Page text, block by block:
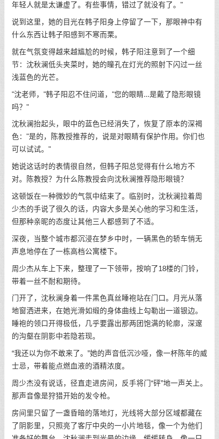
年轻人就是太谦虚了。有些事情，错过了就没有了。"
说到这里，她的目光在韩子阳身上停留了一下，那眼神中有
什么东西让韩子阳感到不寒而栗。
就在气氛变得越来越尴尬的时候，韩子阳注意到了一个细
节：沈秋澜低头夹菜时，她的瞳孔在灯光的照射下闪过一丝
浅蓝色的光芒。
"沈老师，"韩子阳忍不住问道，"您的眼睛...是戴了隐形眼镜
吗？"
沈秋澜抬起头，眼中的蓝色已经消失了，恢复了原本的深褐
色："是的，陈教授推荐的，说是对眼睛有保护作用。你们也
可以试试。"
她说这话时的表情很自然，但韩子阳总觉得有什么地方不
对。陈教授？为什么陈教授会向沈秋澜推荐隐形眼镜？
这顿饭在一种微妙的气氛中结束了。临别时，沈秋澜拉着周
少杰的手说了很久的话，内容大多是关心他的学习和生活，
但那种亲昵的态度让其他三人都感到了不适。
深夜，当整个城市都沉浸在梦乡中时，一辆黑色的轿车悄无
声息地停在了一栋高档公寓楼下。
周少杰从车上下来，整理了一下领带，按响了18楼的门铃，
带着一丝不耐和期待。
门开了，沈秋澜身着一件黑色真丝睡袍站在门口。月光从落
地窗洒进来，在她光滑如缎的身体曲线上勾勒出一道银边。
睡袍的领口开得极低，几乎要露出那两团饱满的轮廓，深邃
的沟壑在阴影中若隐若现。
“我还以为你不敢来了。”她的声音低沉沙哑，像一杯陈年的威
士忌，带着能点燃血液的酒精浓度。
周少杰没有说话，径直走进房间，反手将门“砰”地一声关上。
那声音像是狩猎开始的发令枪。
房间里只留了一盏昏暗的落地灯，光线将大部分区域都藏在
了阴影里，只照亮了客厅中央的一小片地毯，像一个为他们